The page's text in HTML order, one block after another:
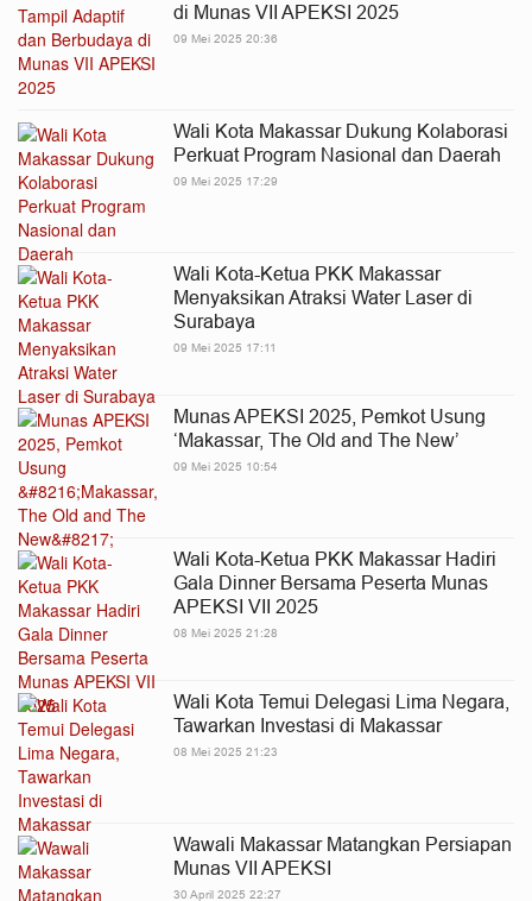
di Munas VII APEKSI 2025
09 Mei 2025 20:36
Wali Kota Makassar Dukung Kolaborasi
Perkuat Program Nasional dan Daerah
09 Mei 2025 17:29
Wali Kota-Ketua PKK Makassar
Menyaksikan Atraksi Water Laser di
Surabaya
09 Mei 2025 17:11
Munas APEKSI 2025, Pemkot Usung
‘Makassar, The Old and The New’
09 Mei 2025 10:54
Wali Kota-Ketua PKK Makassar Hadiri
Gala Dinner Bersama Peserta Munas
APEKSI VII 2025
08 Mei 2025 21:28
Wali Kota Temui Delegasi Lima Negara,
Tawarkan Investasi di Makassar
08 Mei 2025 21:23
Wawali Makassar Matangkan Persiapan
Munas VII APEKSI
30 April 2025 22:27